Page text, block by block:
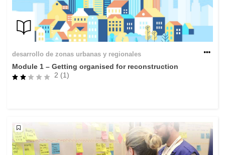
desarrollo de zonas urbanas y regionales
Module 1 – Getting organised for reconstruction
2 (1)